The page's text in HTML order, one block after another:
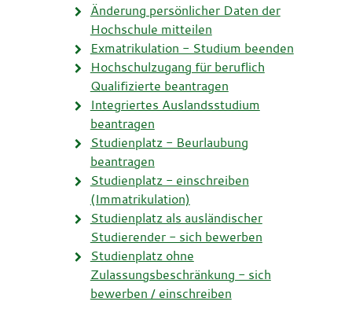
Änderung persönlicher Daten der
Hochschule mitteilen
Exmatrikulation - Studium beenden
Hochschulzugang für beruflich
Qualifizierte beantragen
Integriertes Auslandsstudium
beantragen
Studienplatz - Beurlaubung
beantragen
Studienplatz - einschreiben
(Immatrikulation)
Studienplatz als ausländischer
Studierender - sich bewerben
Studienplatz ohne
Zulassungsbeschränkung - sich
bewerben / einschreiben